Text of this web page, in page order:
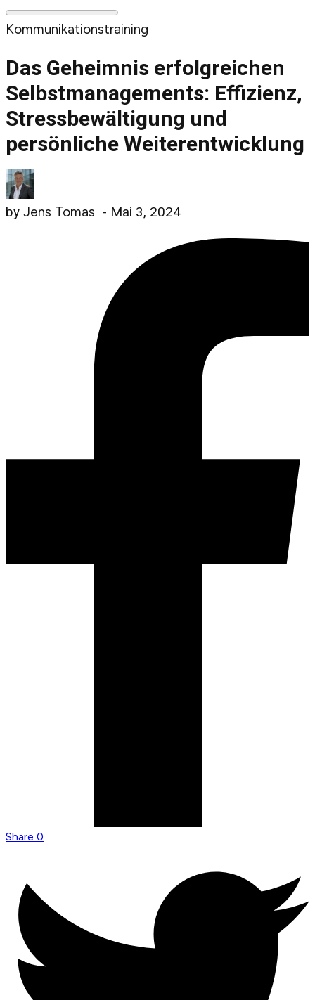
Kommunikationstraining
Das Geheimnis erfolgreichen
Selbstmanagements: Effizienz,
Stressbewältigung und
persönliche Weiterentwicklung
by Jens Tomas - Mai 3, 2024
Share 0